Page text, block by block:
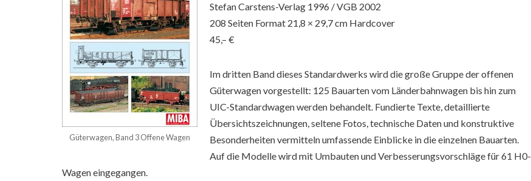
Güterwagen, Band 3 Offene Wagen
Stefan Carstens-Verlag 1996 / VGB 2002
208 Seiten Format 21,8 × 29,7 cm Hardcover
45,– €
Im dritten Band dieses Standardwerks wird die große Gruppe der offenen
Güterwagen vorgestellt: 125 Bauarten vom Länderbahnwagen bis hin zum
UIC-Standardwagen werden behandelt. Fundierte Texte, detaillierte
Übersichtszeichnungen, seltene Fotos, technische Daten und konstruktive
Besonderheiten vermitteln umfassende Einblicke in die einzelnen Bauarten.
Auf die Modelle wird mit Umbauten und Verbesserungsvorschläge für 61 H0-
Wagen eingegangen.